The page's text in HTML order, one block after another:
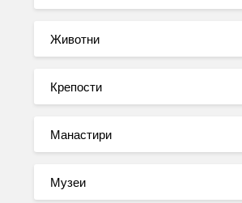
Животни
Крепости
Манастири
Музеи